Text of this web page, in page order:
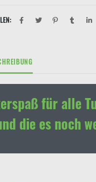
für alle
die es noch